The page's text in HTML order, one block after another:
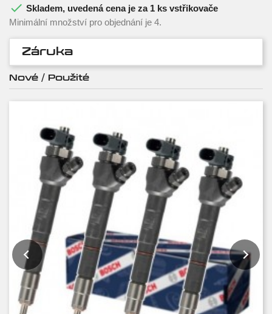
 Skladem, uvedená cena je za 1 ks vstřikovače
Minimální množství pro objednání je 4.
Záruka
Nové / Použité